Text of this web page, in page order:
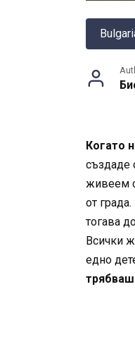
Когато
създаде
живеем
от града.
тогава
Всички
едно